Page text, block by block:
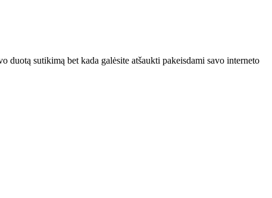
sutikimą bet kada galėsite atšaukti pakeisdami savo interneto